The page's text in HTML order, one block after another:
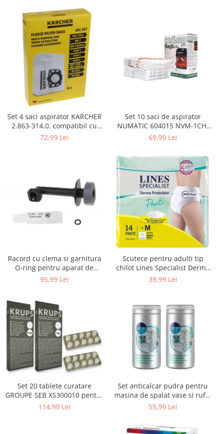
Decoratiuni
Gradinarit
Hobby-uri creative
Iluminat & Electrice
Jaluzele
Kit-uri automatizari porti si usi
Mobila dormitor
Mobila gradina & terasa
Mobila Living & Dining
Organizare si depozitare
Scule electrice si unelte
Silicon, spume si solutii tehnice
Sisteme Incalzire
Textile si covoare
Accesorii tablete
Laptopuri si Accesorii
Wearable & Gadgeturi
Electrocasnice & Climatizare
Accesorii si piese masini spalat
rufe si uscatoare
Accesorii si piese masini spalat
vase
Aparate Racire Aer
Aragaze si cuptoare cu microunde
Set 4 saci aspirator KARCHER
2.863-314.0, compatibil cu
WD, KWD, SE
72,99 Lei
Set 10 saci de aspirator
NUMATIC 604015 NVM-1CH,
9L
69,99 Lei
Racord cu clema si garnitura
O-ring pentru aparat de
spalat cu presiune, KARCHER
95,99 Lei
Scutece pentru adulti tip
chilot Lines Specialist Derma
Protection Extra, 7 picaturi,
39,99 Lei
Set 20 tablete curatare
GROUPE SEB XS300010 pentru
espressoare Krups (2x10
114,99 Lei
Set anticalcar pudra pentru
masina de spalat vase si rufe,
WPRO 484000008416, 2 x 250g
55,99 Lei